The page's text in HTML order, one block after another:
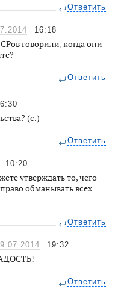
Ответить
16:18
говорили, когда они
Ответить
(с.)
Ответить
10:20
утверждать то, чего
обманывать всех
Ответить
19:32
Ответить